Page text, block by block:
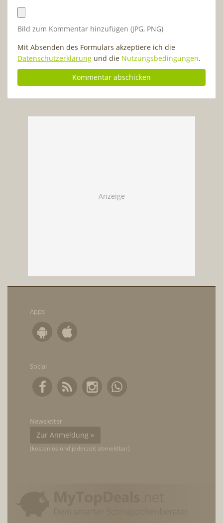
Bild zum Kommentar hinzufügen (JPG, PNG)
Mit Absenden des Formulars akzeptiere ich die
Datenschutzerklärung und die Nutzungsbedingungen.
Apps
Social
Newsletter
Zur Anmeldung »
(kostenlos und jederzeit abmeldbar)